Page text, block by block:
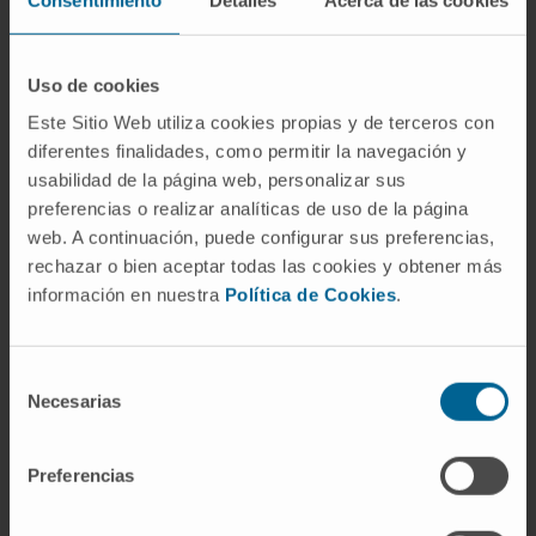
Uso de cookies
Este Sitio Web utiliza cookies propias y de terceros con
diferentes finalidades, como permitir la navegación y
usabilidad de la página web, personalizar sus
preferencias o realizar analíticas de uso de la página
web. A continuación, puede configurar sus preferencias,
rechazar o bien aceptar todas las cookies y obtener más
información en nuestra Política de Cookies.
Necesarias
Preferencias
discapacidad grave en el adulto. “El principal
factor de riesgo es la hipertensión, pero hay
fármacos de uso relativamente común, como los
anticoagulantes, que aumentan el riesgo de
hemorragia intracerebral”, explican los
investigadores.
A pesar de su tremendo impacto social y
pacientes no ha mejorado significativamente en
trabajo sugieren que CM352 puede ser una nueva
estrategia para tratar la hemorragia intracraneal.
“A partir de ahora la investigación se va a centrar